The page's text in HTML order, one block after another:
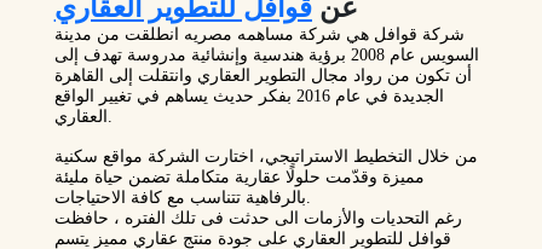
عنقوافل للتطوير العقاري
شركة قوافل هي شركة مساهمه مصريه انطلقت من مدينة
السويس عام 2008 برؤية هندسية وإنشائية مدروسة تهدف إلى
أن تكون من رواد مجال التطوير العقاري وانتقلت إلى القاهرة
الجديدة في عام 2016 بفكر حديث يساهم في تغيير الواقع
من خلال التخطيط الاستراتيجي، اختارت الشركة مواقع سكنية
مميزة وقدّمت حلولًا عقارية متكاملة تضمن حياة مليئة
رغم التحديات والأزمات الى حدثت فى تلك الفتره ، حافظت
قوافل للتطوير العقاري على جودة منتج عقاري مميز يتسم